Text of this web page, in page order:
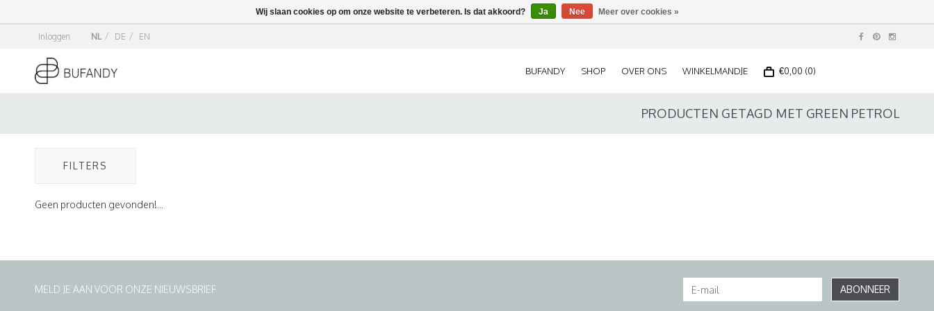
Inloggen NL / DE / EN
BUFANDY SHOP OVER ONS WINKELMANDJE €0,00 (0)
PRODUCTEN GETAGD MET GREEN PETROL
FILTERS
Geen producten gevonden!...
MELD JE AAN VOOR ONZE NIEUWSBRIEF ABONNEER
Wij slaan cookies op om onze website te verbeteren. Is dat akkoord? Ja Nee Meer over cookies »